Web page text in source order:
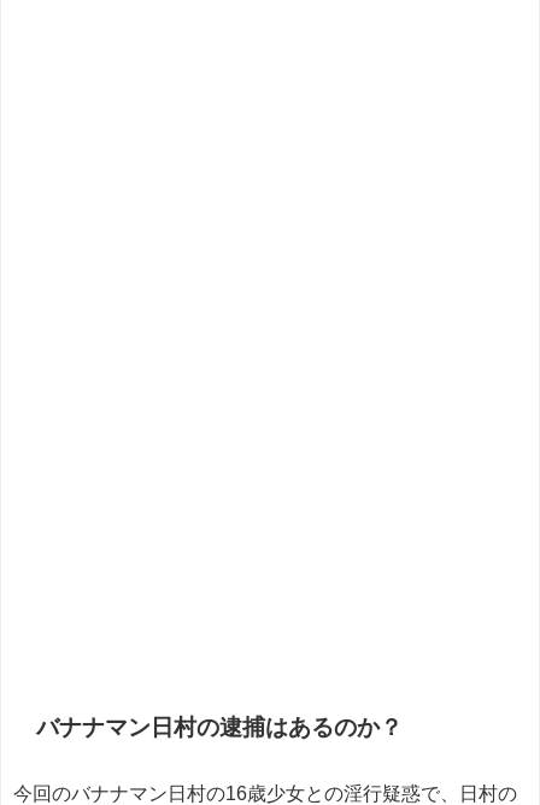
バナナマン日村の逮捕はあるのか？
今回のバナナマン日村の16歳少女との淫行疑惑で、日村の